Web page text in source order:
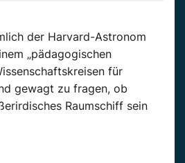
der Harvard-Astronom
„pädagogischen
für
gewagt zu fragen, ob
Raumschiff sein